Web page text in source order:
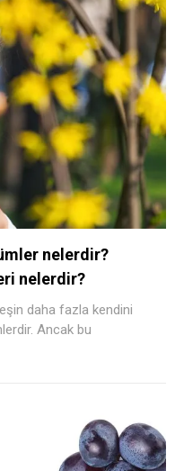
nelerdir?
nelerdir?
daha fazla kendini
Ancak bu